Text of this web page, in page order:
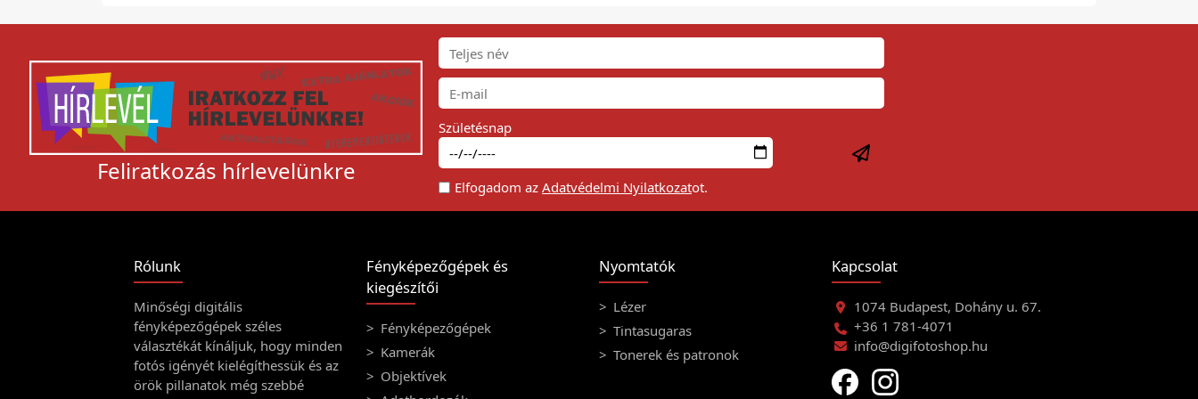
Feliratkozás hírlevelünkre
Születésnap
Elfogadom az Adatvédelmi Nyilatkozatot.
Rólunk
Minőségi digitális
fényképezőgépek széles
választékát kínáljuk, hogy minden
fotós igényét kielégíthessük és az
örök pillanatok még szebbé
Fényképezőgépek és
kiegészítői
Fényképezőgépek
Kamerák
Objektívek
Nyomtatók
Lézer
Tintasugaras
Tonerek és patronok
Kapcsolat
1074 Budapest, Dohány u. 67.
+36 1 781-4071
info@digifotoshop.hu